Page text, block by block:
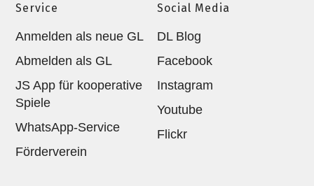
Service
Anmelden als neue GL
Abmelden als GL
JS App für kooperative
Spiele
WhatsApp-Service
Förderverein
Social Media
DL Blog
Facebook
Instagram
Youtube
Flickr